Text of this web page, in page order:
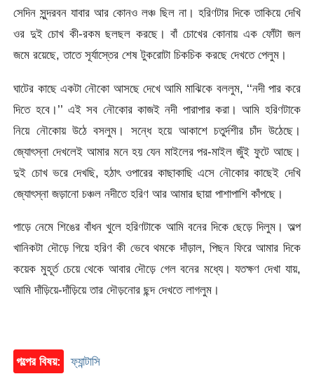
সেদিন সুন্দরবন যাবার আর কোনও লঞ্চ ছিল না। হরিণটার দিকে তাকিয়ে দেখি
ওর দুই চোখ কী-রকম ছলছল করছে। বাঁ চোখের কোনায় এক ফোঁটা জল
জমে রয়েছে, তাতে সূর্যাস্তের শেষ টুকরোটা চিকচিক করছে দেখতে পেলুম।
ঘাটের কাছে একটা নৌকো আসছে দেখে আমি মাঝিকে বললুম, ‘‘নদী পার করে
দিতে হবে।’’ এই সব নৌকোর কাজই নদী পারাপার করা। আমি হরিণটাকে
নিয়ে নৌকোয় উঠে বসলুম। সন্ধে হয়ে আকাশে চতুর্দশীর চাঁদ উঠেছে।
জ্যোৎস্না দেখলেই আমার মনে হয় যেন মাইলের পর-মাইল জুঁই ফুটে আছে।
দুই চোখ ভরে দেখছি, হঠাৎ ওপারের কাছাকাছি এসে নৌকোর কাছেই দেখি
জ্যোৎস্না জড়ানো চঞ্চল নদীতে হরিণ আর আমার ছায়া পাশাপাশি কাঁপছে।
পাড়ে নেমে শিঙের বাঁধন খুলে হরিণটাকে আমি বনের দিকে ছেড়ে দিলুম। অল্প
খানিকটা দৌড়ে গিয়ে হরিণ কী ভেবে থমকে দাঁড়াল, পিছন ফিরে আমার দিকে
কয়েক মুহূর্ত চেয়ে থেকে আবার দৌড়ে গেল বনের মধ্যে। যতক্ষণ দেখা যায়,
আমি দাঁড়িয়ে-দাঁড়িয়ে তার দৌড়নোর ছন্দ দেখতে লাগলুম।
গল্পের বিষয়: ফ্যান্টাসি